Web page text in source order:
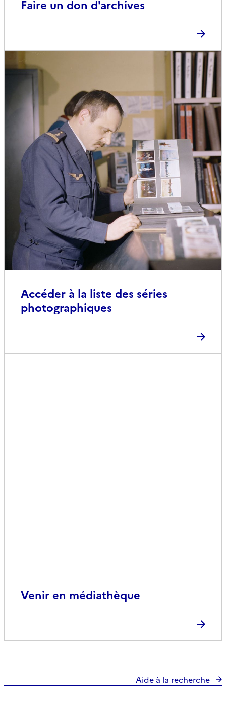
Faire un don d'archives
Accéder à la liste des séries
photographiques
Venir en médiathèque
Aide à la recherche